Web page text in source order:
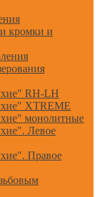
кромки и
RH-LH
XTREME
монолитные
Левое
Правое